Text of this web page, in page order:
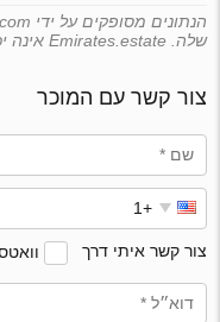
שלה. Emirates.estate אינה יכולה להבטיח את תקפותם של נתונים אלה.
צור קשר עם המוכר
צור קשר איתי דרך